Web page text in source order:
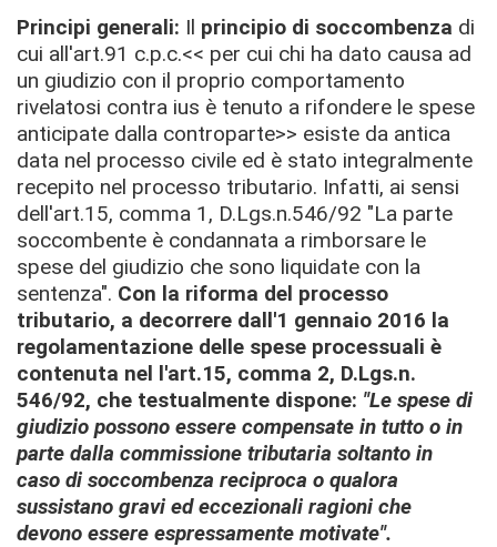
Principi generali: Il principio di soccombenza di
cui all'art.91 c.p.c.<< per cui chi ha dato causa ad
un giudizio con il proprio comportamento
rivelatosi contra ius è tenuto a rifondere le spese
anticipate dalla controparte>> esiste da antica
data nel processo civile ed è stato integralmente
recepito nel processo tributario. Infatti, ai sensi
dell'art.15, comma 1, D.Lgs.n.546/92 "La parte
soccombente è condannata a rimborsare le
spese del giudizio che sono liquidate con la
sentenza". Con la riforma del processo
tributario, a decorrere dall'1 gennaio 2016 la
regolamentazione delle spese processuali è
contenuta nel l'art.15, comma 2, D.Lgs.n.
546/92, che testualmente dispone: "Le spese di
giudizio possono essere compensate in tutto o in
parte dalla commissione tributaria soltanto in
caso di soccombenza reciproca o qualora
sussistano gravi ed eccezionali ragioni che
devono essere espressamente motivate".